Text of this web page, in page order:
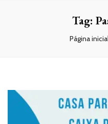
Tag:
Página